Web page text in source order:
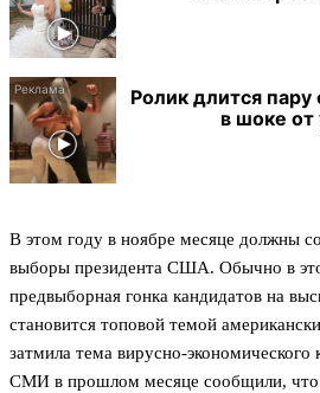
Ролик длится пару
в шоке от
В этом году в ноябре месяце должны
выборы президента США. Обычно в
предвыборная гонка кандидатов на
становится топовой темой
затмила тема вирусно-экономического
СМИ в прошлом месяце сообщили,